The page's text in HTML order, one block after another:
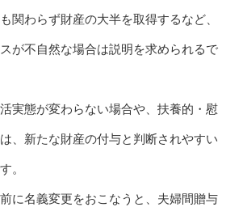
関わらず財産の大半を取得するなど、
が不自然な場合は説明を求められるで
実態が変わらない場合や、扶養的・慰
、新たな財産の付与と判断されやすい
。
に名義変更をおこなうと、夫婦間贈与